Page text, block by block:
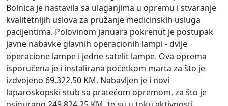
Bolnica je nastavila sa ulaganjima u opremu i stvaranje
kvalitetnijih uslova za pružanje medicinskih usluga
pacijentima. Polovinom januara pokrenut je postupak
javne nabavke glavnih operacionih lampi - dvije
operacione lampe i jedne satelit lampe. Ova oprema
isporučena je i instalirana početkom marta za što je
izdvojeno 69.322,50 KM. Nabavljen je i novi
laparoskopski stub sa pratećom opremom, za što je